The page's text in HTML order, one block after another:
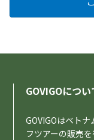
GOVIGOについ
GOVIGOはベト
フツアーの販売を